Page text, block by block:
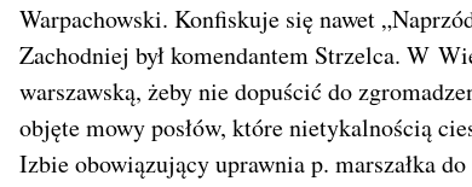
Warpachowski. Konfiskuje się nawet
Zachodniej był komendantem Strzelca. W
warszawską, żeby nie dopuścić do
objęte mowy posłów, które nietykalnością
Izbie obowiązujący uprawnia p. marszałka